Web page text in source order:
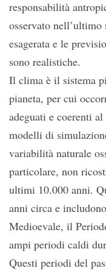
responsabilità
osservato
esagerata e le
sono realistiche.
Il clima è il sistema
pianeta, per cui
adeguati e coerenti
modelli di
variabilità naturale
particolare, non
ultimi 10.000 anni.
anni circa e
Medioevale, il
ampi periodi caldi
Questi periodi del